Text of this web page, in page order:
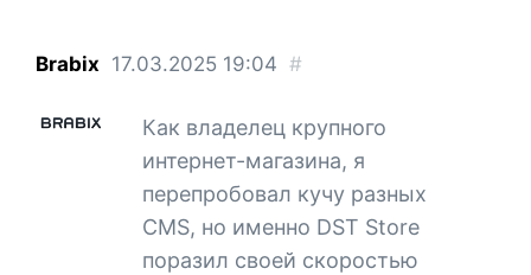
Brabix 17.03.2025 19:04 #
Как владелец крупного
интернет-магазина, я
перепробовал кучу разных
CMS, но именно DST Store
поразил своей скоростью